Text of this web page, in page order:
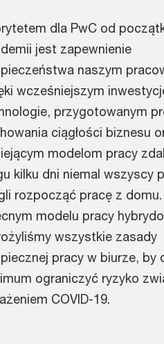
dla PwC od
jest zapewnienie
naszym
wcześniejszym
przygotowanym
ciągłości biznesu
modelom pracy
kilku dni niemal wszyscy
rozpocząć pracę z domu.
modelu pracy
wszystkie zasady
pracy w biurze, by
ograniczyć ryzyko
COVID-19.